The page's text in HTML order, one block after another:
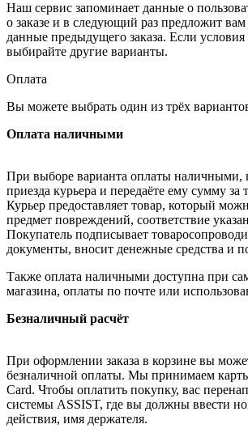
Наш сервис запоминает данные о
о заказе и в следующий раз предложит
данные предыдущего заказа. Если условия
выбирайте другие варианты.
Оплата
Вы можете выбрать один из трёх
Оплата наличными
При выборе варианта оплаты наличными,
приезда курьера и передаёте ему сумму за
Курьер предоставляет товар, который
предмет повреждений, соответствие
Покупатель подписывает
документы, вносит денежные средства и
Также оплата наличными доступна при
магазина, оплаты по почте или
Безналичный расчёт
При оформлении заказа в корзине вы
безналичной оплаты. Мы принимаем
Card. Чтобы оплатить покупку, вас
системы ASSIST, где вы должны ввести
действия, имя держателя.